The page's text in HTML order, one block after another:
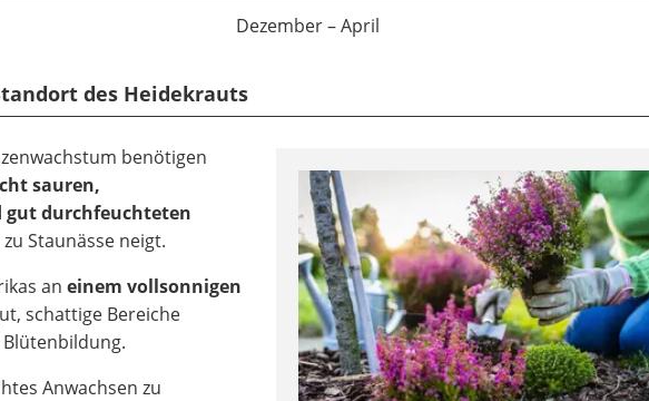
Dezember – April
des Heidekrauts
benötigen
sauren,
durchfeuchteten
Staunässe neigt.
aneinem vollsonnigen
schattige Bereiche
Anwachsen zu